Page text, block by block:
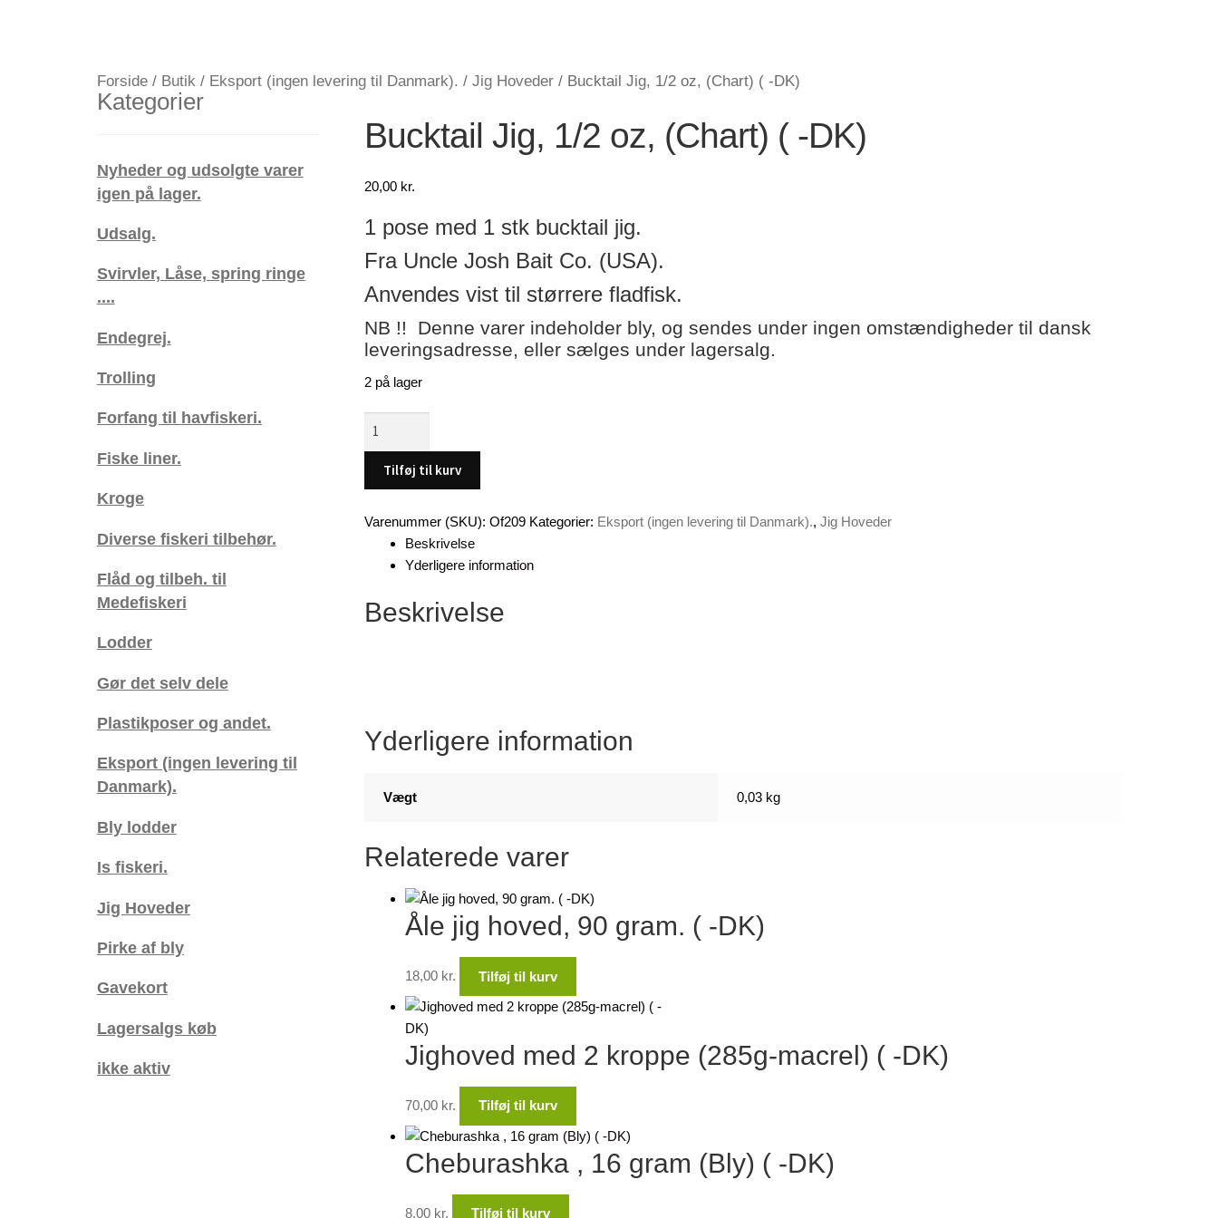
Forside/ Butik / Eksport (ingen levering til Danmark). / Jig Hoveder/ Bucktail Jig, 1/2 oz, (Chart) ( -DK)
Bucktail Jig, 1/2 oz, (Chart) ( -DK)
20,00 kr.
1 pose med 1 stk bucktail jig.
Fra Uncle Josh Bait Co. (USA).
Anvendes vist til størrere fladfisk.
NB !! Denne varer indeholder bly, og sendes under ingen omstændigheder til dansk
leveringsadresse, eller sælges under lagersalg.
2 på lager
oz,
(
Tilføj til kurv
Varenummer (SKU): Of209 Kategorier: Eksport (ingen levering til Danmark)., Jig Hoveder
Beskrivelse
Yderligere information
Beskrivelse
Yderligere information
Vægt 0,03 kg
Relaterede varer
Åle jig hoved, 90 gram. ( -DK)
18,00 kr. Tilføj til kurv
Jighoved med 2 kroppe (285g-macrel) ( -DK)
70,00 kr. Tilføj til kurv
Cheburashka , 16 gram (Bly) ( -DK)
8,00 kr. Tilføj til kurv
Kategorier
Nyheder og udsolgte varer
igen på lager.
Udsalg.
Svirvler, Låse, spring ringe
....
Endegrej.
Trolling
Forfang til havfiskeri.
Fiske liner.
Kroge
Diverse fiskeri tilbehør.
Flåd og tilbeh. til
Medefiskeri
Lodder
Gør det selv dele
Plastikposer og andet.
Eksport (ingen levering til
Danmark).
Bly lodder
Is fiskeri.
Jig Hoveder
Pirke af bly
Gavekort
Lagersalgs køb
ikke aktiv